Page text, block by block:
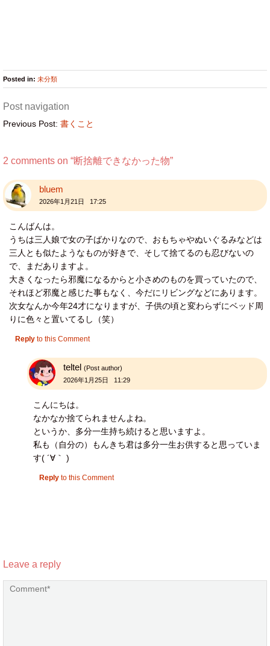
Posted in: 未分類
Post navigation
Previous Post: 書くこと
2 comments on “断捨離できなかった物”
bluem
2026年1月21日 17:25
こんばんは。
うちは三人娘で女の子ばかりなので、おもちゃやぬいぐるみなどは
三人とも似たようなものが好きで、そして捨てるのも忍びないの
で、まだありますよ。
大きくなったら邪魔になるからと小さめのものを買っていたので、
それほど邪魔と感じた事もなく、今だにリビングなどにあります。
次女なんか今年24才になりますが、子供の頃と変わらずにベッド周
りに色々と置いてるし（笑）
Reply to this Comment
teltel (Post author)
2026年1月25日 11:29
こんにちは。
なかなか捨てられませんよね。
というか、多分一生持ち続けると思いますよ。
私も（自分の）もんきち君は多分一生お供すると思っていま
す( ´∀｀ )
Reply to this Comment
Leave a reply